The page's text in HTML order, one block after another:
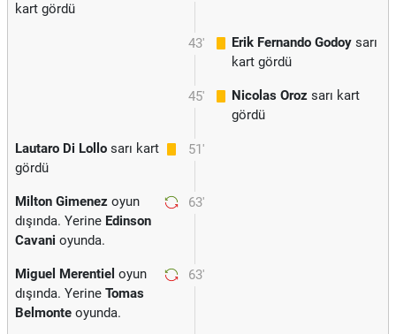
kart gördü
43' Erik Fernando Godoy sarı
kart gördü
45' Nicolas Oroz sarı kart
gördü
51'
Lautaro Di Lollo sarı kart
gördü
63'
Milton Gimenez oyun
dışında. Yerine Edinson
Cavani oyunda.
63'
Miguel Merentiel oyun
dışında. Yerine Tomas
Belmonte oyunda.